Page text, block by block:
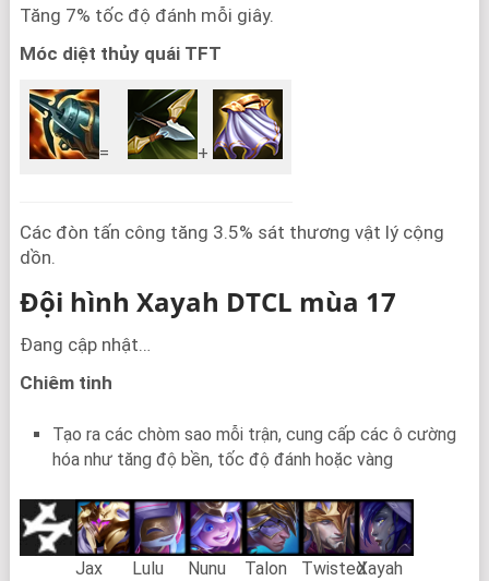
Tăng 7% tốc độ đánh mỗi giây.
Móc diệt thủy quái TFT
= +
Các đòn tấn công tăng 3.5% sát thương vật lý cộng
dồn.
Đội hình Xayah DTCL mùa 17
Đang cập nhật…
Chiêm tinh
Tạo ra các chòm sao mỗi trận, cung cấp các ô cường
hóa như tăng độ bền, tốc độ đánh hoặc vàng
Jax Lulu Nunu Talon
TwistedXayah